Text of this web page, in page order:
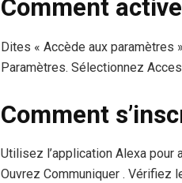
Comment
Dites « Accède aux paramètres
Paramètres. Sélectionnez
Comment
Utilisez l’application Alexa pour
Ouvrez Communiquer .